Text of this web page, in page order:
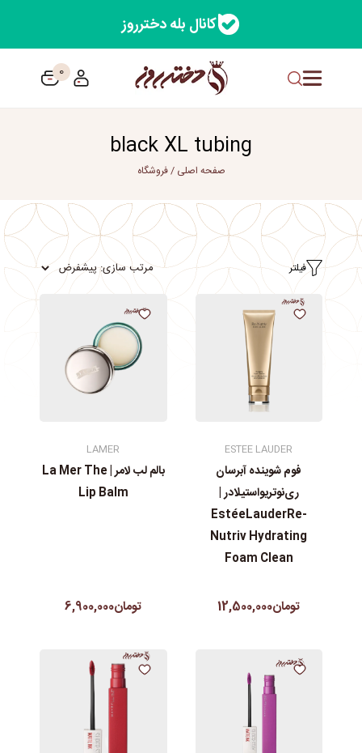
کانال بله دخترروز
0
black XL tubing
صفحه اصلی /فروشگاه
فیلتر
ESTEE LAUDER
فوم شوینده آبرسان
ری‌نوتریواستیلادر |
EstéeLauderRe-
Nutriv Hydrating
Foam Clean
تومان12,500,000
LAMER
بالم لب لامر | La Mer The
Lip Balm
تومان6,900,000